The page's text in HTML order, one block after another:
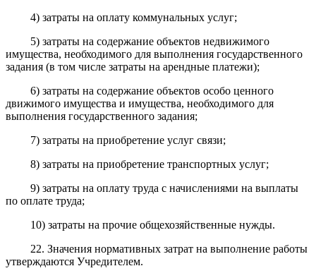
4) затраты на оплату коммунальных услуг;
5) затраты на содержание объектов недвижимого
имущества, необходимого для выполнения государственного
задания (в том числе затраты на арендные платежи);
6) затраты на содержание объектов особо ценного
движимого имущества и имущества, необходимого для
выполнения государственного задания;
7) затраты на приобретение услуг связи;
8) затраты на приобретение транспортных услуг;
9) затраты на оплату труда с начислениями на выплаты
по оплате труда;
10) затраты на прочие общехозяйственные нужды.
22. Значения нормативных затрат на выполнение работы
утверждаются Учредителем.